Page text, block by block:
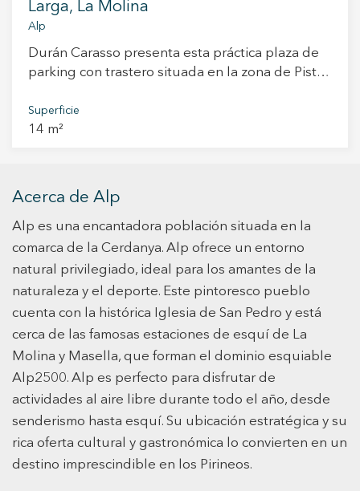
quienes buscan una inversión con rentabilidad
en uno de los destinos de montaña más
valorados del Pirineo catalán. Una oportunidad
ideal para disfrutar de la montaña, el esquí y la
naturaleza en cualquier época del año, en un
entorno privilegiado y con excelentes
Larga, La Molina
Alp
Durán Carasso presenta esta práctica plaza de
parking con trastero situada en la zona de Pista
especialmente cómoda para quienes buscan
seguridad, accesibilidad y proximidad directa a
justo delante de la bolera de La Molina y a
pocos pasos de la zona de pistas, lo que la
convierte en una solución ideal tanto para
propietarios de segunda residencia como para
amantes del esquí que desean evitar las
complicaciones de aparcamiento durante la
temporada. La plaza dispone de una superficie
total de 14 m², ofreciendo espacio suficiente
para estacionar el vehículo con comodidad y
mantenerlo protegido en todo momento. El
acceso al parking se realiza mediante puerta
automática con mando a distancia, lo que
garantiza una entrada rápida, cómoda y segura,
especialmente en los días de mayor afluencia en
la estación. Tener el coche resguardado del frío,
Superficie
14 m²
Acerca de Alp
Alp es una encantadora población situada en la
comarca de la Cerdanya. Alp ofrece un entorno
natural privilegiado, ideal para los amantes de la
naturaleza y el deporte. Este pintoresco pueblo
cuenta con la histórica Iglesia de San Pedro y está
cerca de las famosas estaciones de esquí de La
Molina y Masella, que forman el dominio esquiable
Alp2500. Alp es perfecto para disfrutar de
actividades al aire libre durante todo el año, desde
senderismo hasta esquí. Su ubicación estratégica y su
rica oferta cultural y gastronómica lo convierten en un
destino imprescindible en los Pirineos.